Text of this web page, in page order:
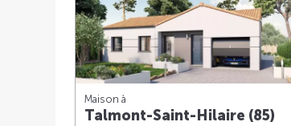
Maison à
Talmont-Saint-Hilaire (85)